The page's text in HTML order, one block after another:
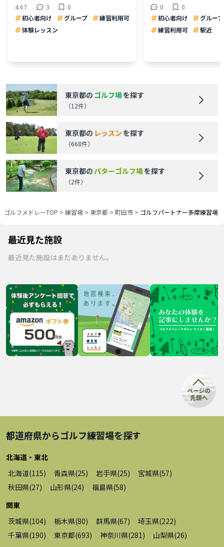
4.67 3
0
初心者向け
グループ
練習利用可
体験レッスン
0
0
初心者向け
グループ
練習利用可
駅近
東京都の ゴルフ場を探す
（12件）
東京都の レッスンを探す
（668件）
東京都の パターゴルフ場を探す
（2件）
ゴルフメドレーTOP > 練習場 > 東京都 > 町田市 > ゴルフパートナー多摩練習場
最近見た施設
最近見た施設はまだありません。
都道府県からゴルフ練習場を探す
北海道・東北
北海道(115) 青森県(25) 岩手県(25) 宮城県(57)
秋田県(27) 山形県(24) 福島県(58)
関東
茨城県(104) 栃木県(80) 群馬県(67) 埼玉県(222)
千葉県(190) 東京都(693) 神奈川県(281 ) 山梨県(26)